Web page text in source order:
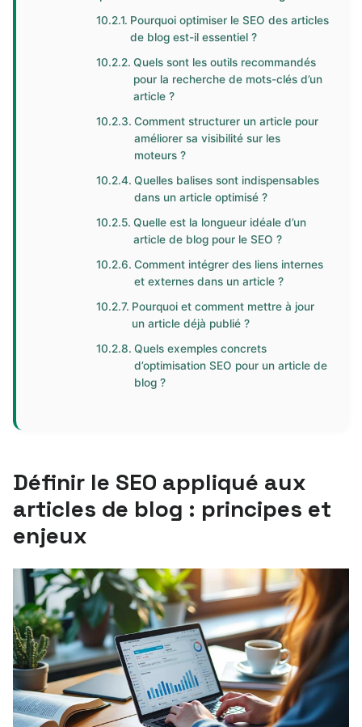
Pourquoi optimiser le SEO des articles
de blog est-il essentiel ?
Quels sont les outils recommandés
pour la recherche de mots-clés d’un
article ?
Comment structurer un article pour
améliorer sa visibilité sur les
moteurs ?
Quelles balises sont indispensables
dans un article optimisé ?
Quelle est la longueur idéale d’un
article de blog pour le SEO ?
Comment intégrer des liens internes
et externes dans un article ?
Pourquoi et comment mettre à jour
un article déjà publié ?
Quels exemples concrets
d’optimisation SEO pour un article de
blog ?
Définir le SEO appliqué aux
articles de blog : principes et
enjeux